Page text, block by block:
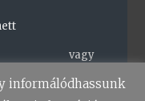
vagy
vissza a főoldalra
informálódhassunk